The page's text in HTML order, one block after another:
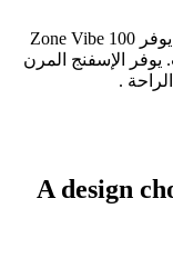
أخف من معظم سماعات الرأس على الأذن؛ يوفر Zone Vibe 100
يوفر الإسفنج المرن
.
A design